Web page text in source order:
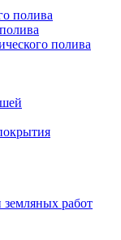
полива
полива
земляных работ